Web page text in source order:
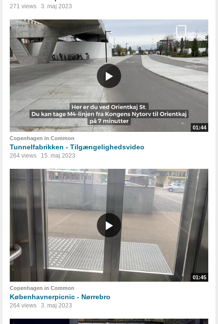
271 views 3. maj 2023
01:44
Copenhagen in Common
Tunnelfabrikken - Tilgængelighedsvideo
264 views 15. maj 2023
01:45
Copenhagen in Common
Københavnerpicnic - Nørrebro
264 views 3. maj 2023